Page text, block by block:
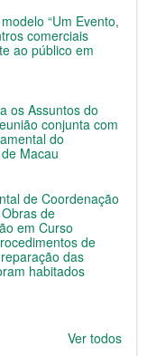
“Um Evento,
comerciais
ao público em
os Assuntos do
conjunta com
do
Macau
de Coordenação
de
em Curso
de
das
habitados
Ver todos